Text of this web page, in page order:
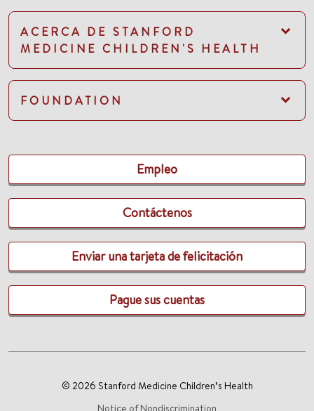
ACERCA DE STANFORD
MEDICINE CHILDREN'S HEALTH
FOUNDATION
Empleo
Contáctenos
Enviar una tarjeta de felicitación
Pague sus cuentas
© 2026 Stanford Medicine Children’s Health